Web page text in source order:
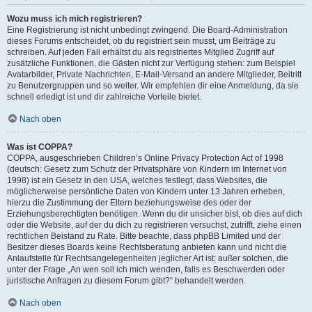
Wozu muss ich mich registrieren?
Eine Registrierung ist nicht unbedingt zwingend. Die Board-Administration
dieses Forums entscheidet, ob du registriert sein musst, um Beiträge zu
schreiben. Auf jeden Fall erhältst du als registriertes Mitglied Zugriff auf
zusätzliche Funktionen, die Gästen nicht zur Verfügung stehen: zum Beispiel
Avatarbilder, Private Nachrichten, E-Mail-Versand an andere Mitglieder, Beitritt
zu Benutzergruppen und so weiter. Wir empfehlen dir eine Anmeldung, da sie
schnell erledigt ist und dir zahlreiche Vorteile bietet.
Nach oben
Was ist COPPA?
COPPA, ausgeschrieben Children’s Online Privacy Protection Act of 1998
(deutsch: Gesetz zum Schutz der Privatsphäre von Kindern im Internet von
1998) ist ein Gesetz in den USA, welches festlegt, dass Websites, die
möglicherweise persönliche Daten von Kindern unter 13 Jahren erheben,
hierzu die Zustimmung der Eltern beziehungsweise des oder der
Erziehungsberechtigten benötigen. Wenn du dir unsicher bist, ob dies auf dich
oder die Website, auf der du dich zu registrieren versuchst, zutrifft, ziehe einen
rechtlichen Beistand zu Rate. Bitte beachte, dass phpBB Limited und der
Besitzer dieses Boards keine Rechtsberatung anbieten kann und nicht die
Anlaufstelle für Rechtsangelegenheiten jeglicher Art ist; außer solchen, die
unter der Frage „An wen soll ich mich wenden, falls es Beschwerden oder
juristische Anfragen zu diesem Forum gibt?“ behandelt werden.
Nach oben